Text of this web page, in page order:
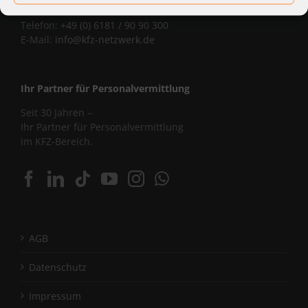
Telefon: +49 (0) 6181 / 90 90 300
E-Mail: info@kfz-netzwerk.de
Ihr Partner für Personalvermittlung
Seit 30 Jahren –
Ihr Partner für Personalvermittlung
im KFZ-Bereich.
AGB
Datenschutz
Impressum